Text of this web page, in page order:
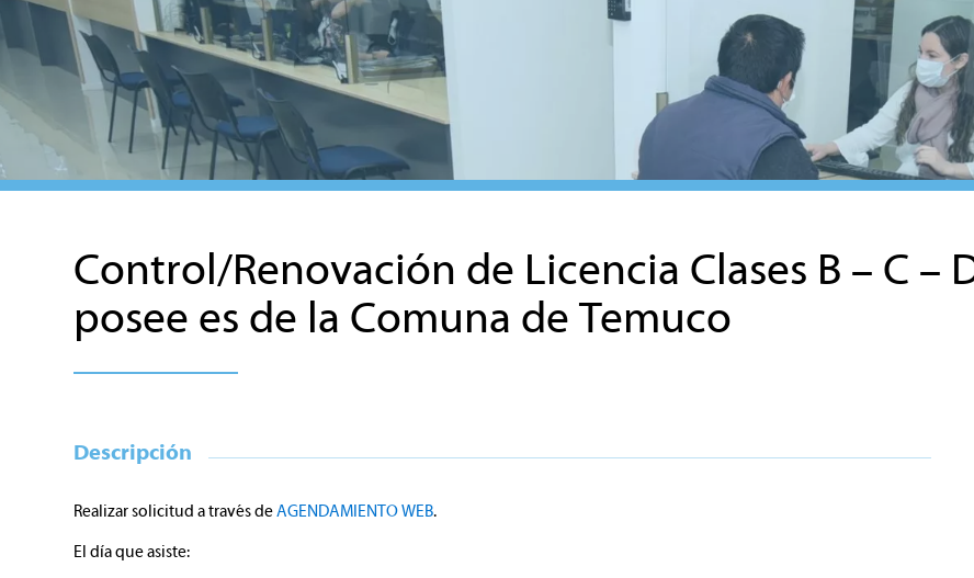
Control/Renovación de Licencia Clases B – C –
posee es de la Comuna de Temuco
Descripción
Realizar solicitud a través deAGENDAMIENTO WEB.
El día que asiste: